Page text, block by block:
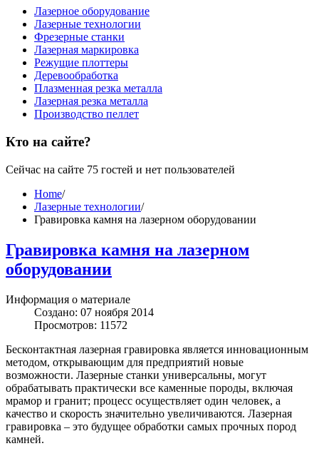
Лазерное оборудование
Лазерные технологии
Фрезерные станки
Лазерная маркировка
Режущие плоттеры
Деревообработка
Плазменная резка металла
Лазерная резка металла
Производство пеллет
Кто на сайте?
Сейчас на сайте 75 гостей и нет пользователей
Home/
Лазерные технологии/
Гравировка камня на лазерном оборудовании
Гравировка камня на лазерном
оборудовании
Информация о материале
Создано: 07 ноября 2014
Просмотров: 11572
Бесконтактная лазерная гравировка является инновационным
методом, открывающим для предприятий новые
возможности. Лазерные станки универсальны, могут
обрабатывать практически все каменные породы, включая
мрамор и гранит; процесс осуществляет один человек, а
качество и скорость значительно увеличиваются. Лазерная
гравировка – это будущее обработки самых прочных пород
камней.